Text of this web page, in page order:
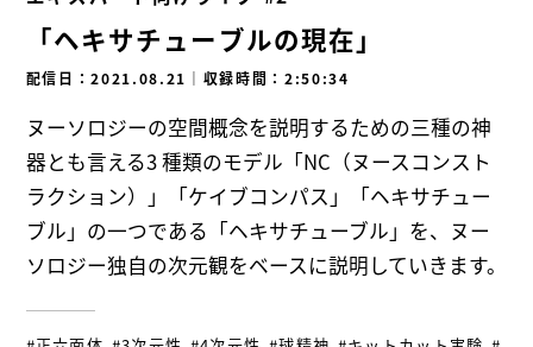
「ヘキサチューブルの現在」
配信日：2021.08.21 ｜ 収録時間：2:50:34
ヌーソロジーの空間概念を説明するための三種の神
器とも言える3 種類のモデル「NC（ヌースコンスト
ラクション）」「ケイブコンパス」「ヘキサチュー
ブル」の一つである「ヘキサチューブル」を、ヌー
ソロジー独自の次元観をベースに説明していきます。